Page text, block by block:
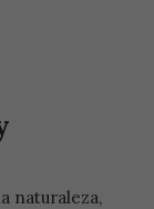
naturaleza,